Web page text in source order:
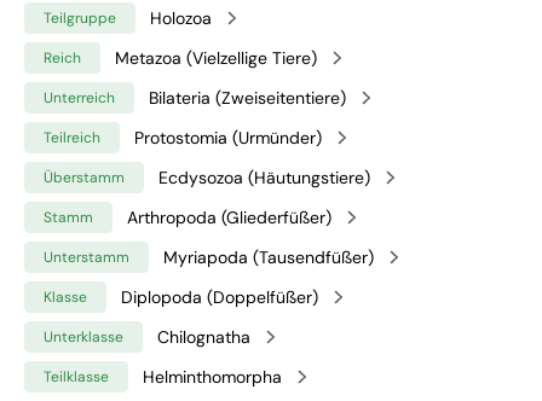
Teilgruppe Holozoa
Reich Metazoa (Vielzellige Tiere)
Unterreich Bilateria (Zweiseitentiere)
Teilreich Protostomia (Urmünder)
Überstamm Ecdysozoa (Häutungstiere)
Stamm Arthropoda (Gliederfüßer)
Unterstamm Myriapoda (Tausendfüßer)
Klasse Diplopoda (Doppelfüßer)
Unterklasse Chilognatha
Teilklasse Helminthomorpha